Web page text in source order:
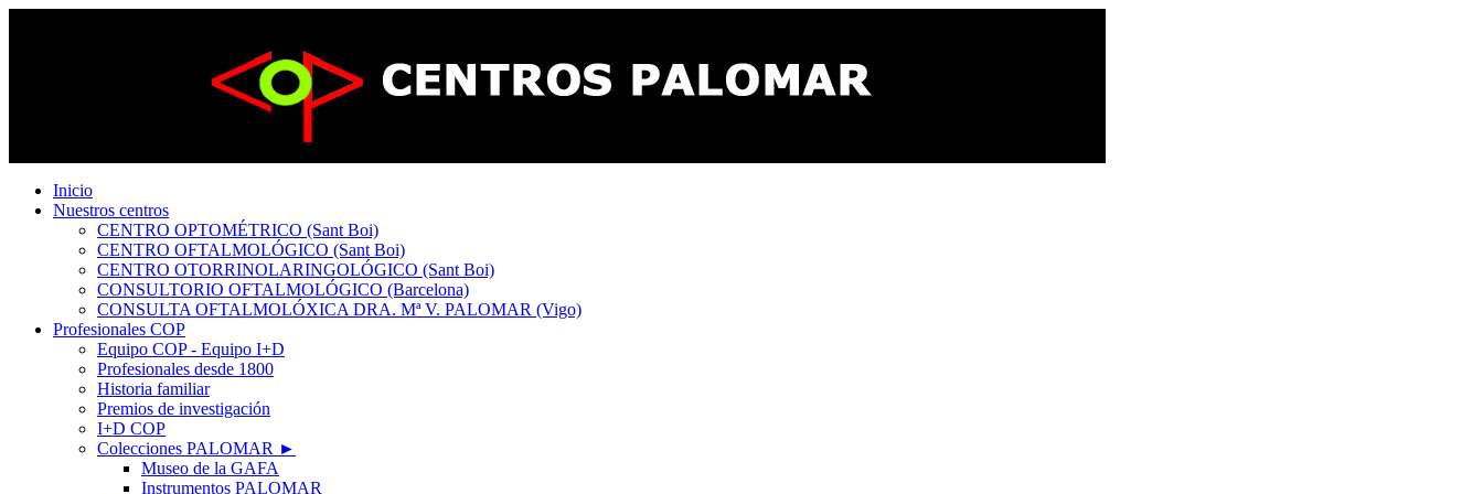
Inicio
Nuestros centros
CENTRO OPTOMÉTRICO (Sant Boi)
CENTRO OFTALMOLÓGICO (Sant Boi)
CENTRO OTORRINOLARINGOLÓGICO (Sant Boi)
CONSULTORIO OFTALMOLÓGICO (Barcelona)
CONSULTA OFTALMOLÓXICA DRA. Mª V. PALOMAR (Vigo)
Profesionales COP
Equipo COP - Equipo I+D
Profesionales desde 1800
Historia familiar
Premios de investigación
I+D COP
Colecciones PALOMAR ►
Museo de la GAFA
Instrumentos PALOMAR